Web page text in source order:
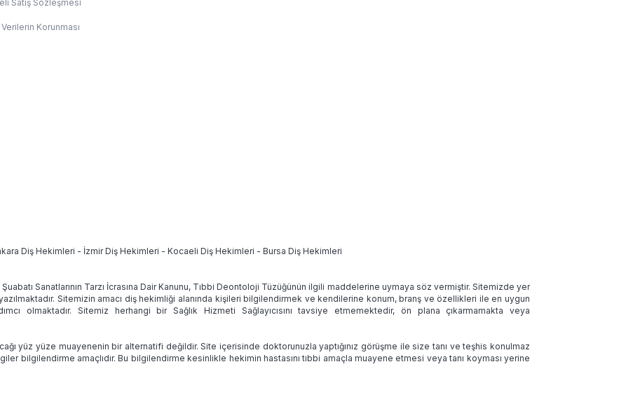
Satış Sözleşmesi
Korunması
Diş Hekimleri - İzmir Diş Hekimleri - Kocaeli Diş Hekimleri - Bursa Diş Hekimleri
Sanatlarının Tarzı İcrasına Dair Kanunu, Tıbbi Deontoloji Tüzüğünün ilgili maddelerine uymaya söz vermiştir. Sitemizde yer
yazılmaktadır. Sitemizin amacı diş hekimliği alanında kişileri bilgilendirmek ve kendilerine konum, branş ve özellikleri ile en uygun
olmaktadır. Sitemiz herhangi bir Sağlık Hizmeti Sağlayıcısını tavsiye etmemektedir, ön plana çıkarmamakta veya
yüz yüze muayenenin bir alternatifi değildir. Site içerisinde doktorunuzla yaptığınız görüşme ile size tanı ve teşhis konulmaz
bilgilendirme amaçlıdır. Bu bilgilendirme kesinlikle hekimin hastasını tıbbi amaçla muayene etmesi veya tanı koyması yerine